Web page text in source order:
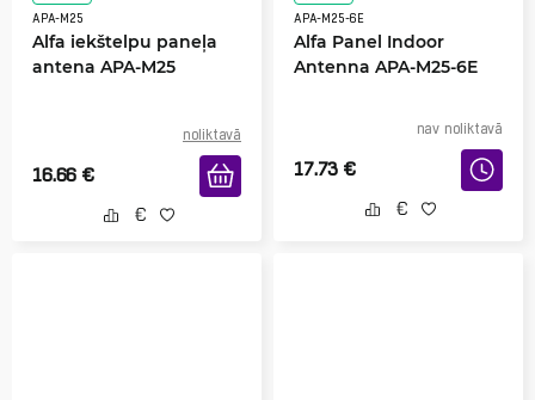
APA-M25
Alfa iekštelpu paneļa
antena APA-M25
noliktavā
16.66 €
APA-M25-6E
Alfa Panel Indoor
Antenna APA-M25-6E
nav noliktavā
17.73 €